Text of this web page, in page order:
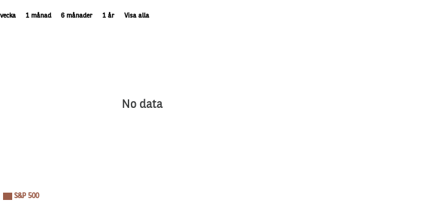
1 månad 6 månader 1 år Visa alla
No data
S&P 500